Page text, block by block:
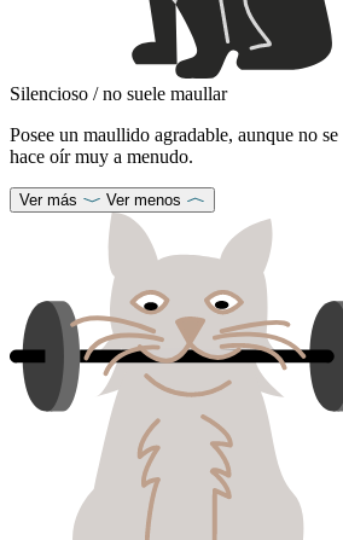
Silencioso / no suele maullar
Posee un maullido agradable, aunque no se
hace oír muy a menudo.
Ver más Ver menos